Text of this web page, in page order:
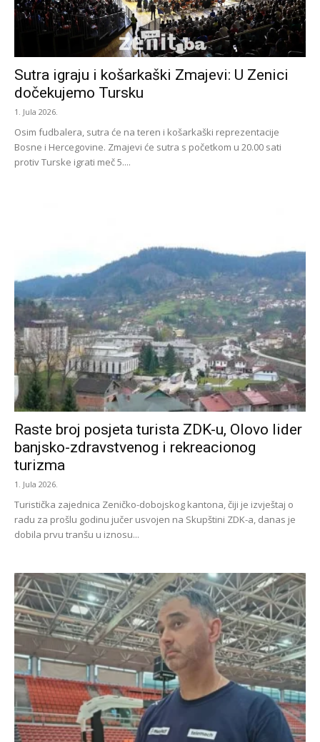
Sutra igraju i košarkaški Zmajevi: U Zenici
dočekujemo Tursku
1. Jula 2026.
Osim fudbalera, sutra će na teren i košarkaški reprezentacije
Bosne i Hercegovine. Zmajevi će sutra s početkom u 20.00 sati
protiv Turske igrati meč 5....
Raste broj posjeta turista ZDK-u, Olovo lider
banjsko-zdravstvenog i rekreacionog
turizma
1. Jula 2026.
Turistička zajednica Zeničko-dobojskog kantona, čiji je izvještaj o
radu za prošlu godinu jučer usvojen na Skupštini ZDK-a, danas je
dobila prvu tranšu u iznosu...